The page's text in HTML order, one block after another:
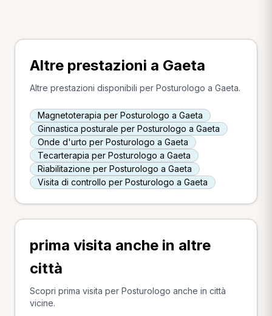
Altre prestazioni a Gaeta
Altre prestazioni disponibili per Posturologo a Gaeta.
Magnetoterapia per Posturologo a Gaeta
Ginnastica posturale per Posturologo a Gaeta
Onde d'urto per Posturologo a Gaeta
Tecarterapia per Posturologo a Gaeta
Riabilitazione per Posturologo a Gaeta
Visita di controllo per Posturologo a Gaeta
prima visita anche in altre
città
Scopri prima visita per Posturologo anche in città
vicine.